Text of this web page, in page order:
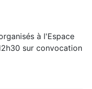
à l'Espace
sur convocation